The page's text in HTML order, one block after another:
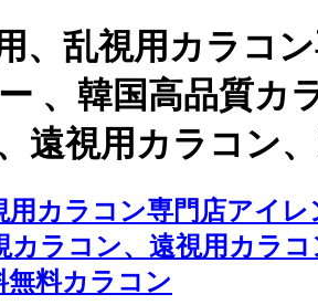
、乱視用カラコ
、韓国高品質
遠視用カラコン
カラコン専門店アイ
ラコン、遠視用カラ
無料カラコン